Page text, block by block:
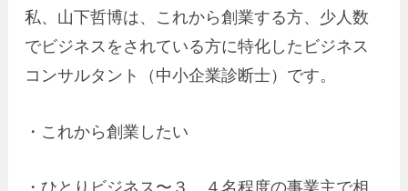
私、山下哲博は、これから創業する方、少人数
でビジネスをされている方に特化したビジネス
コンサルタント（中小企業診断士）です。
・これから創業したい
・ひとりビジネス〜３，４名程度の事業主で相